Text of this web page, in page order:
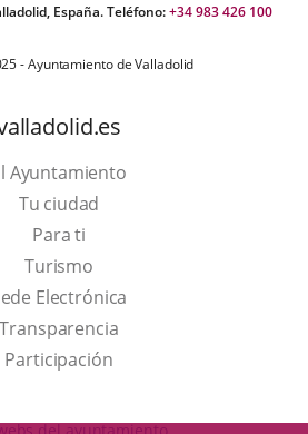
España. Teléfono:+34 983 426 100
- Ayuntamiento de Valladolid
Ayuntamiento
Tu ciudad
Para ti
TurismoThis
link
will
open
a
Electrónica
Transparencia
Participación
del ayuntamiento